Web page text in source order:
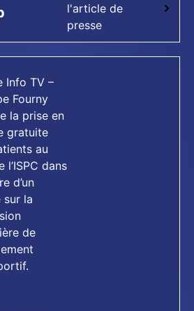
l'article de
presse
Info TV –
Fourny
la prise en
gratuite
au
l’ISPC dans
d’un
la
de